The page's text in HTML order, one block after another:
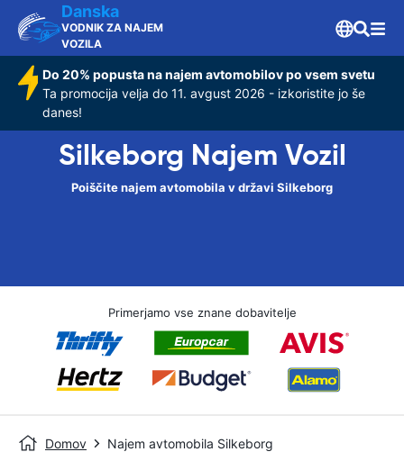
Danska
VODNIK ZA NAJEM
VOZILA
Do 20% popusta na najem avtomobilov po vsem svetu
Ta promocija velja do 11. avgust 2026 - izkoristite jo še
danes!
Silkeborg Najem Vozil
Poiščite najem avtomobila v državi Silkeborg
Primerjamo vse znane dobavitelje
Domov Najem avtomobila Silkeborg